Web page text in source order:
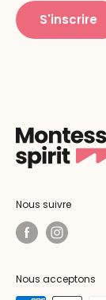
S'inscrire
Nous suivre
Nous acceptons